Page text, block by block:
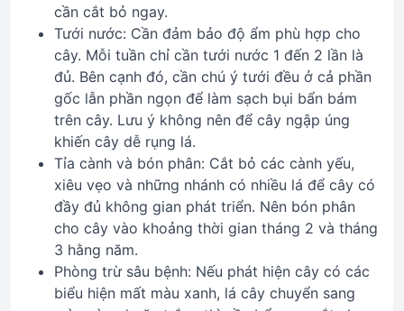
cần cắt bỏ ngay.
Tưới nước: Cần đảm bảo độ ẩm phù hợp cho
cây. Mỗi tuần chỉ cần tưới nước 1 đến 2 lần là
đủ. Bên cạnh đó, cần chú ý tưới đều ở cả phần
gốc lẫn phần ngọn để làm sạch bụi bẩn bám
trên cây. Lưu ý không nên để cây ngập úng
khiến cây dễ rụng lá.
Tỉa cành và bón phân: Cắt bỏ các cành yếu,
xiêu vẹo và những nhánh có nhiều lá để cây có
đầy đủ không gian phát triển. Nên bón phân
cho cây vào khoảng thời gian tháng 2 và tháng
3 hằng năm.
Phòng trừ sâu bệnh: Nếu phát hiện cây có các
biểu hiện mất màu xanh, lá cây chuyển sang